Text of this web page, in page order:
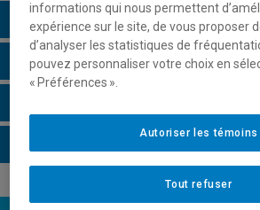
Description du cours
Horaire - Été 2026
informations qui nous permettent
expérience sur le site, de vous proposer
d’analyser les statistiques de
pouvez personnaliser votre choix en
« Préférences ».
Tout refuser
Autoriser les témoins